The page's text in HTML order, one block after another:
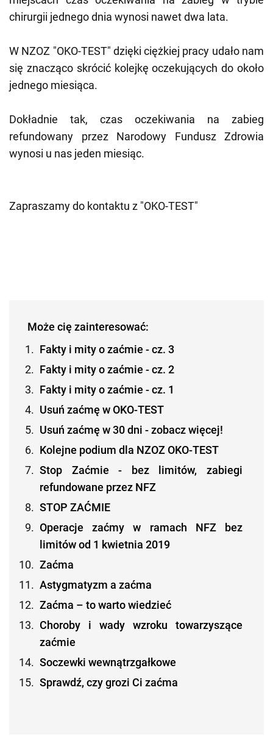
chirurgii jednego dnia wynosi nawet dwa lata.
W NZOZ "OKO-TEST" dzięki ciężkiej pracy udało nam
się znacząco skrócić kolejkę oczekujących do około
jednego miesiąca.
Dokładnie tak, czas oczekiwania na zabieg
refundowany przez Narodowy Fundusz Zdrowia
wynosi u nas jeden miesiąc.
Zapraszamy do kontaktu z "OKO-TEST"
Może cię zainteresować:
Fakty i mity o zaćmie - cz. 3
Fakty i mity o zaćmie - cz. 2
Fakty i mity o zaćmie - cz. 1
Usuń zaćmę w OKO-TEST
Usuń zaćmę w 30 dni - zobacz więcej!
Kolejne podium dla NZOZ OKO-TEST
Stop Zaćmie - bez limitów, zabiegi
refundowane przez NFZ
STOP ZAĆMIE
Operacje zaćmy w ramach NFZ bez
limitów od 1 kwietnia 2019
Zaćma
Astygmatyzm a zaćma
Zaćma – to warto wiedzieć
Choroby i wady wzroku towarzyszące
zaćmie
Soczewki wewnątrzgałkowe
Sprawdź, czy grozi Ci zaćma